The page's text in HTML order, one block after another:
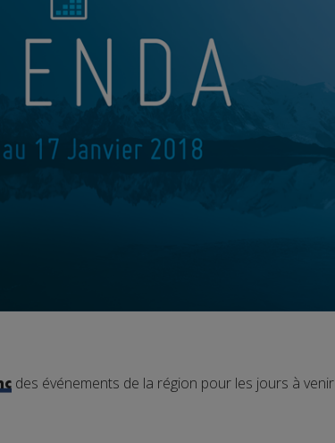
des événements de la région pour les jours à venir